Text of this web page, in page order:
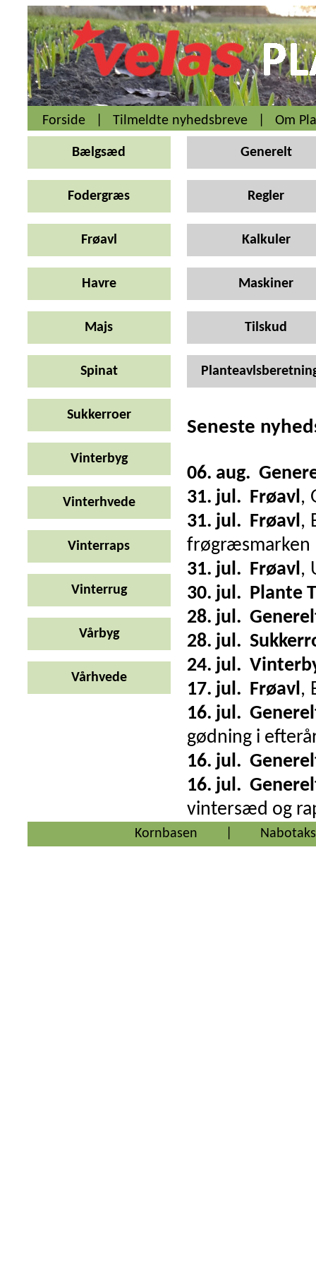
Forside Tilmeldte nyhedsbreve Om
Bælgsæd
Fodergræs
Frøavl
Havre
Majs
Spinat
Sukkerroer
Vinterbyg
Vinterhvede
Vinterraps
Vinterrug
Vårbyg
Vårhvede
Generelt
Regler
Kalkuler
Maskiner
Tilskud
Seneste
06. aug.
31. jul. Frøavl,
31. jul. Frøavl,
frøgræsmarken
31. jul. Frøavl,
30. jul. Plante
28. jul.
28. jul.
24. jul.
17. jul. Frøavl,
16. jul.
gødning i
16. jul.
16. jul.
vintersæd og
Kornbasen